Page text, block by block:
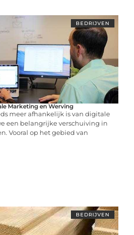
BEDRIJVEN
Marketing en Werving
meer afhankelijk is van digitale
een belangrijke verschuiving in
Vooral op het gebied van
BEDRIJVEN